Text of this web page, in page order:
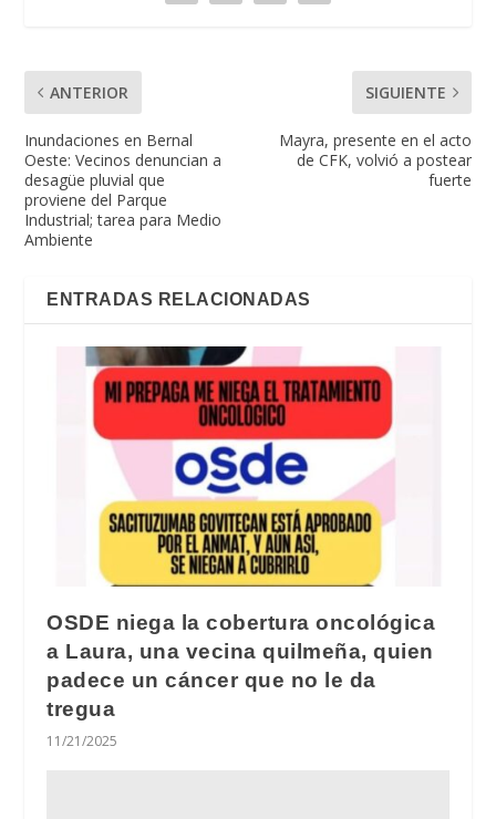
ANTERIOR
Inundaciones en Bernal
Oeste: Vecinos denuncian a
desagüe pluvial que
proviene del Parque
Industrial; tarea para Medio
Ambiente
SIGUIENTE
Mayra, presente en el acto
de CFK, volvió a postear
fuerte
ENTRADAS RELACIONADAS
OSDE niega la cobertura oncológica
a Laura, una vecina quilmeña, quien
padece un cáncer que no le da
tregua
11/21/2025